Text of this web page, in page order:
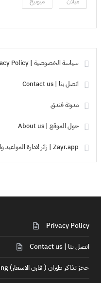
سياسة الخصوصية | Privacy Policy
اتصل بنا | Contact us
مدونة فندق
حول الموقع | About us
Zayr.app | زائر لادارة المواعيد والخدمات
Privacy Policy
اتصل بنا | Contact us
حجز تذاكر طيران ( قارن الاسعار) Flight Booking